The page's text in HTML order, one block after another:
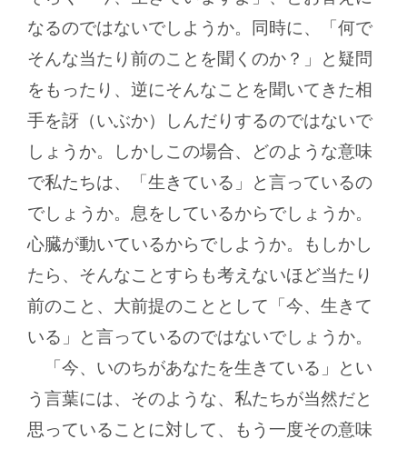
なるのではないでしようか。同時に、「何で
そんな当たり前のことを聞くのか？」と疑問
をもったり、逆にそんなことを聞いてきた相
手を訝（いぶか）しんだりするのではないで
しょうか。しかしこの場合、どのような意味
で私たちは、「生きている」と言っているの
でしょうか。息をしているからでしょうか。
心臓が動いているからでしようか。もしかし
たら、そんなことすらも考えないほど当たり
前のこと、大前提のこととして「今、生きて
いる」と言っているのではないでしょうか。
「今、いのちがあなたを生きている」とい
う言葉には、そのような、私たちが当然だと
思っていることに対して、もう一度その意味